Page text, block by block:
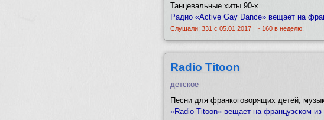
Танцевальные хиты 90-х.
Радио «Active Gay Dance» вещает на
Слушали: 331 с 05.01.2017 | ~ 160 в неделю.
Radio Titoon
детское
Песни для франкоговорящих детей,
«Radio Titoon» вещает на французском